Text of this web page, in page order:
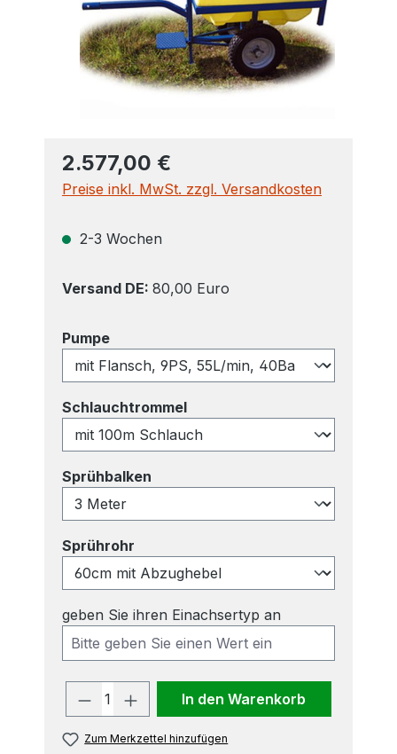
2.577,00 €
Preise inkl. MwSt. zzgl. Versandkosten
2-3 Wochen
Versand DE: 80,00 Euro
Pumpeauswählen
Schlauchtrommelauswählen
Sprühbalken
Sprührohr
geben Sie ihren Einachsertyp an
Produkt Anzahl: Gib den
In den Warenkorb
Zum Merkzettel hinzufügen